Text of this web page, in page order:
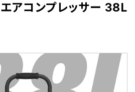
アコンプレッサー 38L